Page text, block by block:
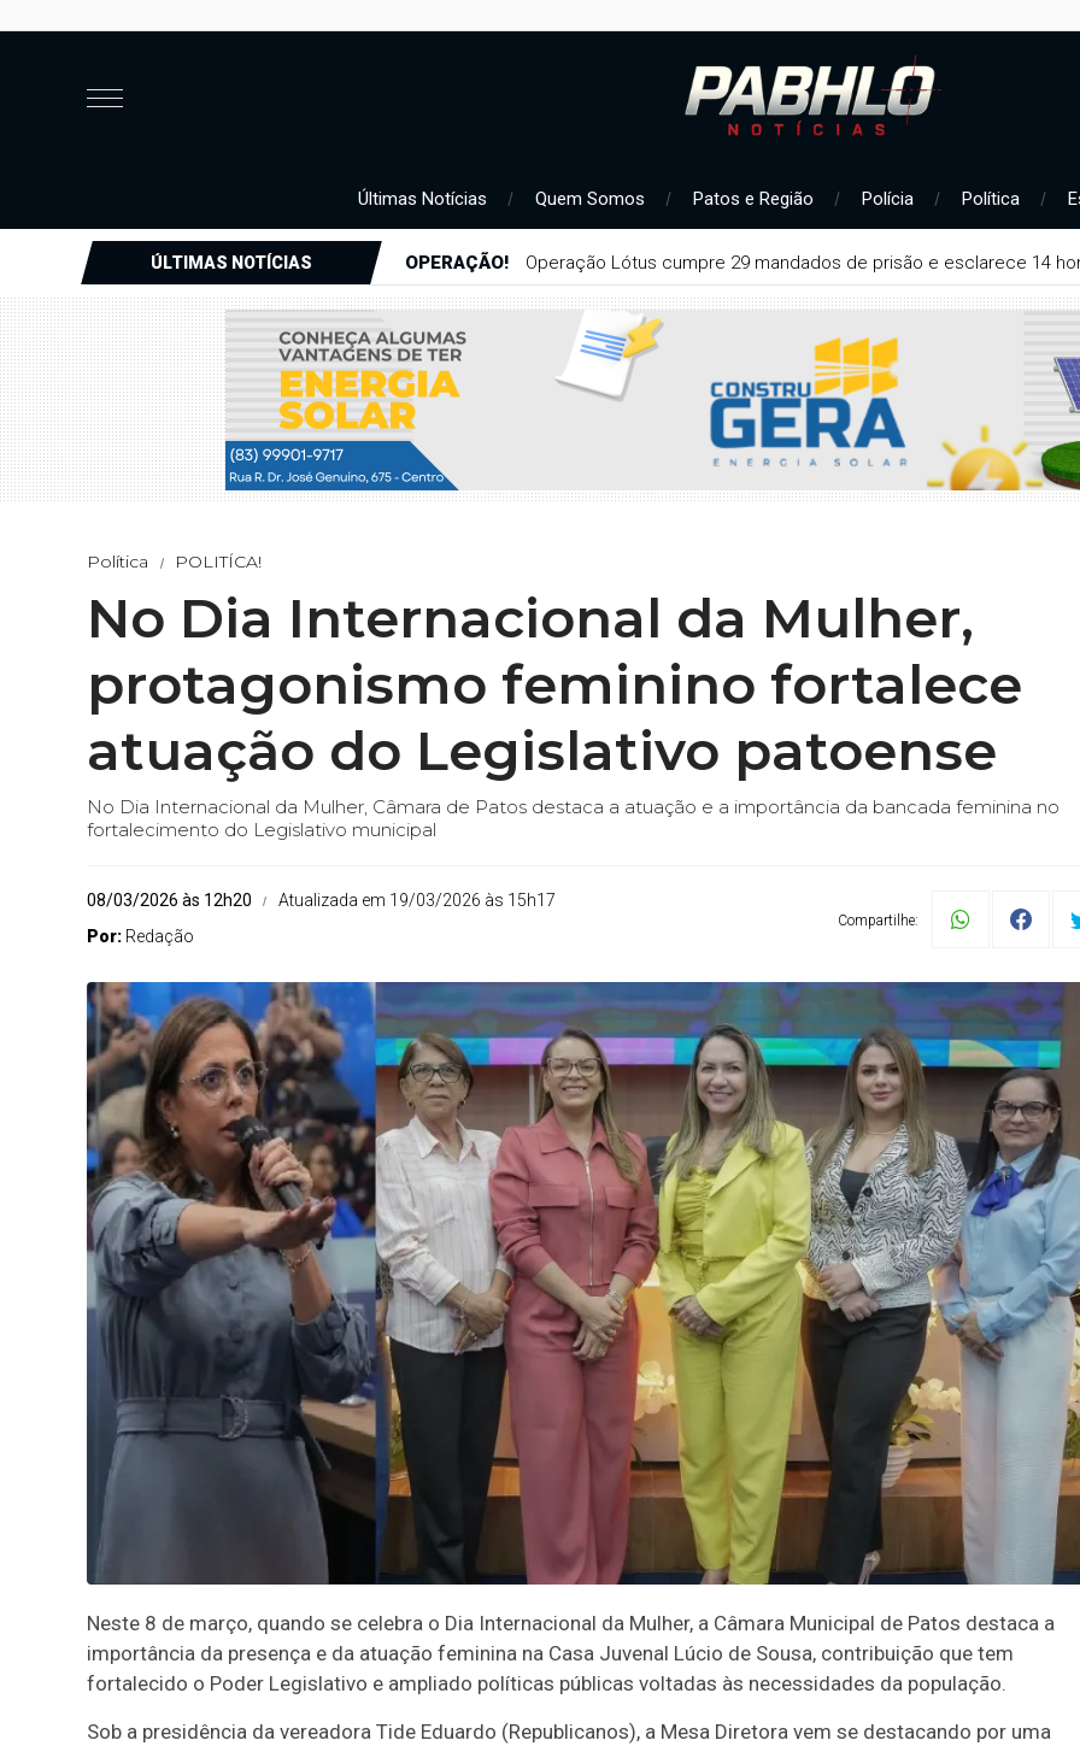
Últimas Notícias Quem Somos Patos e Região Polícia Política
ÚLTIMAS NOTÍCIAS OPERAÇÃO! Operação Lótus cumpre 29 mandados de prisão e esclarece 14
Política POLITÍCA!
No Dia Internacional da Mulher,
protagonismo feminino fortalece
atuação do Legislativo patoense
No Dia Internacional da Mulher, Câmara de Patos destaca a atuação e a importância da bancada feminina no
fortalecimento do Legislativo municipal
08/03/2026 às 12h20
Atualizada em 19/03/2026 às 15h17
Por: Redação
Compartilhe:
Neste 8 de março, quando se celebra o Dia Internacional da Mulher, a Câmara Municipal de Patos destaca a
importância da presença e da atuação feminina na Casa Juvenal Lúcio de Sousa, contribuição que tem
fortalecido o Poder Legislativo e ampliado políticas públicas voltadas às necessidades da população.
Sob a presidência da vereadora Tide Eduardo (Republicanos), a Mesa Diretora vem se destacando por uma